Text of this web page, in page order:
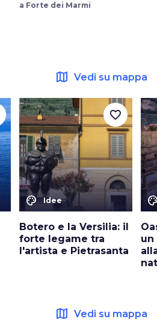
a Forte dei Marmi
map Vedi su mappa
color_lens Idee
Botero e la Versilia: il
forte legame tra
l'artista e Pietrasanta
favorite_border
un
map Vedi su mappa